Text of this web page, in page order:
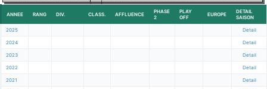
ANNEE RANG DIV. CLASS. AFFLUENCE
PHASE
2
PLAY
OFF
EUROPE
DETAIL
SAISON
2025 Detail
2024 Detail
2023 Detail
2022 Detail
2021 Detail